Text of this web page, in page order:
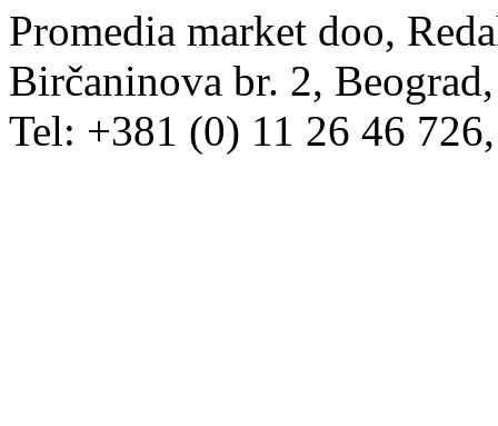
Promedia market doo,
Birčaninova br. 2,
Tel: +381 (0) 11 26 46